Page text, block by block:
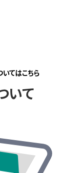
てはこちら
いて